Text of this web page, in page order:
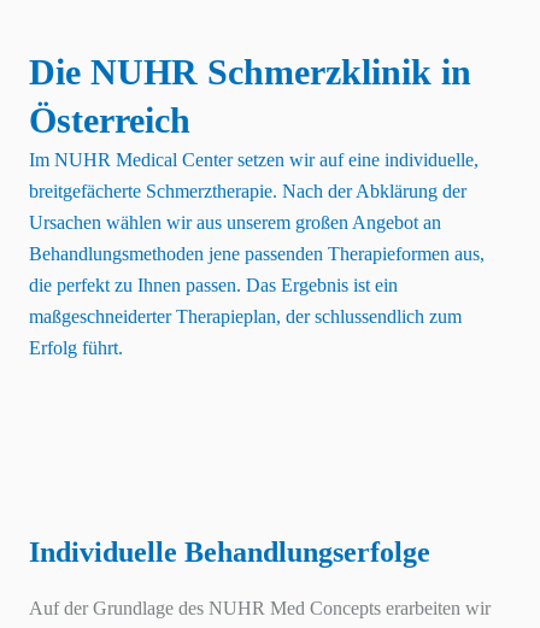
Die NUHR Schmerzklinik in
Österreich
Im NUHR Medical Center setzen wir auf eine individuelle,
breitgefächerte Schmerztherapie. Nach der Abklärung der
Ursachen wählen wir aus unserem großen Angebot an
Behandlungsmethoden jene passenden Therapieformen aus,
die perfekt zu Ihnen passen. Das Ergebnis ist ein
maßgeschneiderter Therapieplan, der schlussendlich zum
Erfolg führt.
Individuelle Behandlungserfolge
Auf der Grundlage des NUHR Med Concepts erarbeiten wir